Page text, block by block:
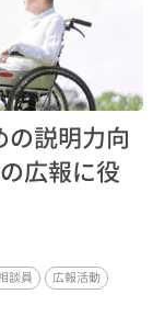
の説明力向
広報に役
談員
広報活動